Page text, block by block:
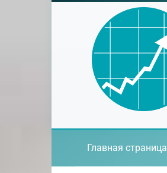
Главная страница